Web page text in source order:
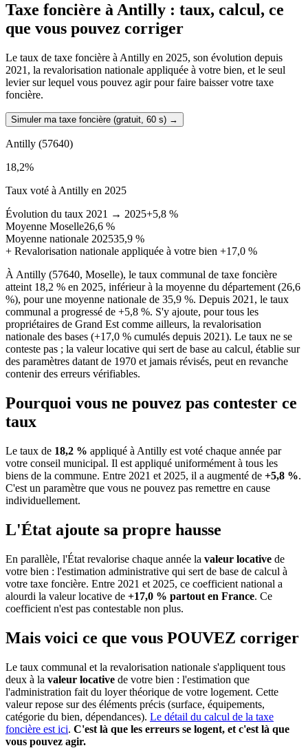
Taxe foncière àAntilly : taux, calcul, ce
que vous pouvez corriger
Le taux de taxe foncière à Antilly en 2025, son évolution depuis
2021, la revalorisation nationale appliquée à votre bien, et le seul
levier sur lequel vous pouvez agir pour faire baisser votre taxe
foncière.
Simuler ma taxe foncière (gratuit, 60 s) →
Antilly (57640)
18,2%
Taux voté à Antilly en 2025
Évolution du taux 2021 → 2025+5,8 %
Moyenne Moselle26,6 %
Moyenne nationale 202535,9 %
+ Revalorisation nationale appliquée à votre bien +17,0 %
À Antilly (57640, Moselle), le taux communal de taxe foncière
atteint 18,2 % en 2025, inférieur à la moyenne du département (26,6
%), pour une moyenne nationale de 35,9 %. Depuis 2021, le taux
communal a progressé de +5,8 %. S'y ajoute, pour tous les
propriétaires de Grand Est comme ailleurs, la revalorisation
nationale des bases (+17,0 % cumulés depuis 2021). Le taux ne se
conteste pas ; la valeur locative qui sert de base au calcul, établie sur
des paramètres datant de 1970 et jamais révisés, peut en revanche
contenir des erreurs vérifiables.
Pourquoi vous ne pouvez pas contester ce
taux
Le taux de 18,2 % appliqué à Antilly est voté chaque année par
votre conseil municipal. Il est appliqué uniformément à tous les
biens de la commune. Entre 2021 et 2025, il a augmenté de +5,8 %.
C'est un paramètre que vous ne pouvez pas remettre en cause
individuellement.
L'État ajoute sa propre hausse
En parallèle, l'État revalorise chaque année la valeur locative de
votre bien : l'estimation administrative qui sert de base de calcul à
votre taxe foncière. Entre 2021 et 2025, ce coefficient national a
alourdi la valeur locative de +17,0 % partout en France. Ce
coefficient n'est pas contestable non plus.
Mais voici ce que vous POUVEZ corriger
Le taux communal et la revalorisation nationale s'appliquent tous
deux à la valeur locative de votre bien : l'estimation que
l'administration fait du loyer théorique de votre logement. Cette
valeur repose sur des éléments précis (surface, équipements,
catégorie du bien, dépendances). Le détail du calcul de la taxe
foncière est ici. C'est là que les erreurs se logent, et c'est là que
vous pouvez agir.